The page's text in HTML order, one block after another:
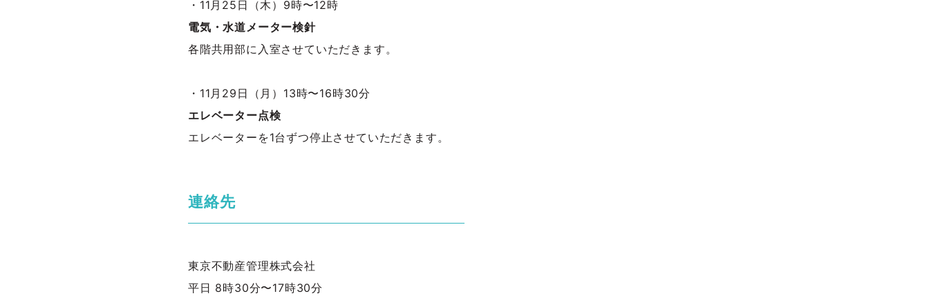
・11月25日（木）9時〜12時
電気・水道メーター検針
各階共用部に入室させていただきます。
・11月29日（月）13時〜16時30分
エレベーター点検
エレベーターを1台ずつ停止させていただきます。
連絡先
東京不動産管理株式会社
平日 8時30分〜17時30分